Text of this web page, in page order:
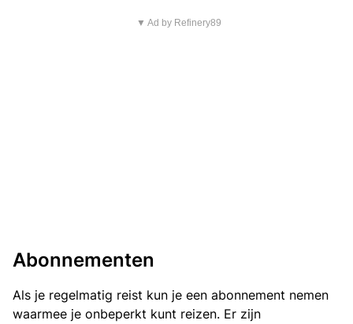
▼ Ad by Refinery89
Abonnementen
Als je regelmatig reist kun je een abonnement nemen
waarmee je onbeperkt kunt reizen. Er zijn